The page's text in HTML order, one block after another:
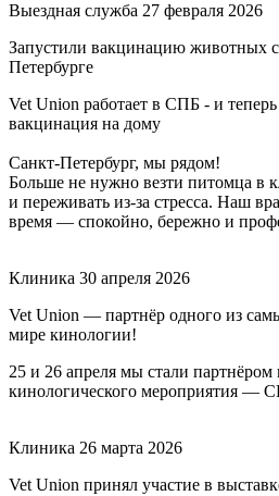
Выездная служба 27 февраля 2026
Запустили вакцинацию животных
Петербурге
Vet Union работает в СПБ - и
вакцинация на дому
Санкт-Петербург, мы рядом!
Больше не нужно везти питомца в
и переживать из-за стресса. Наш
время — спокойно, бережно и
Клиника 30 апреля 2026
Vet Union — партнёр одного из
мире кинологии!
25 и 26 апреля мы стали партнёром
кинологического мероприятия —
Клиника 26 марта 2026
Vet Union принял участие в